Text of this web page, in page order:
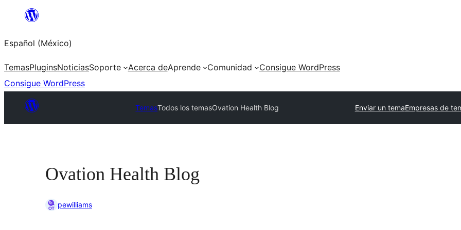
Saltar
contenido
Español (México)
TemasPluginsNoticiasSoporte Acerca deAprende Comunidad
Consigue WordPress
Consigue WordPress
TemasTodos los temasOvation Health Blog Enviar un temaEmpresas de
Ovation Health Blog
pewilliams